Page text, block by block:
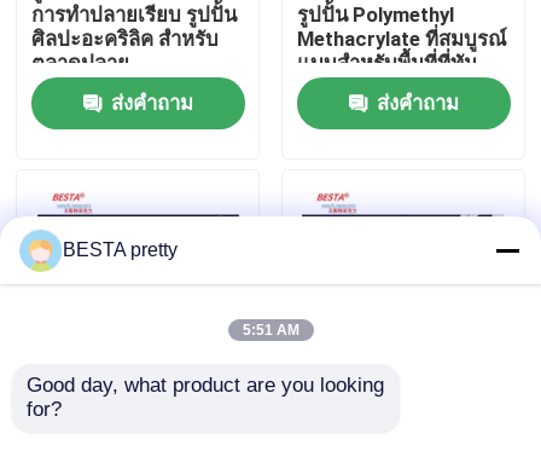
ทัวร์โรงงาน
ติดต่อเรา
กรณี
การทําปลายเรียบ รูปปั้น
ศิลปะอะคริลิค สําหรับ
ตลาดปลาย
ส่งคำถาม
รูปปั้น Polymethyl
Methacrylate ที่สมบูรณ์
แบบสําหรับพื้นที่ที่ทัน
สมัย
ส่งคำถาม
การวางบนโต๊ะภายใน
BESTA pretty
5:51 AM
Good day, what product are you looking
for?